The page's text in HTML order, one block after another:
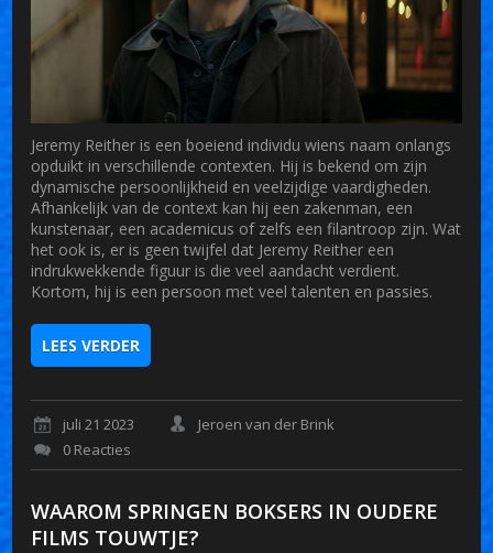
Jeremy Reither is een boeiend individu wiens naam onlangs
opduikt in verschillende contexten. Hij is bekend om zijn
dynamische persoonlijkheid en veelzijdige vaardigheden.
Afhankelijk van de context kan hij een zakenman, een
kunstenaar, een academicus of zelfs een filantroop zijn. Wat
het ook is, er is geen twijfel dat Jeremy Reither een
indrukwekkende figuur is die veel aandacht verdient.
Kortom, hij is een persoon met veel talenten en passies.
LEES VERDER
juli 21 2023
Jeroen van der Brink
0 Reacties
WAAROM SPRINGEN BOKSERS IN OUDERE
FILMS TOUWTJE?